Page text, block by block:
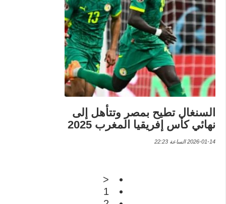
السنغال تطيح بمصر وتتأهل إلى
نهائي كأس إفريقيا المغرب 2025
2026-01-14 الساعة 22:23
<
1